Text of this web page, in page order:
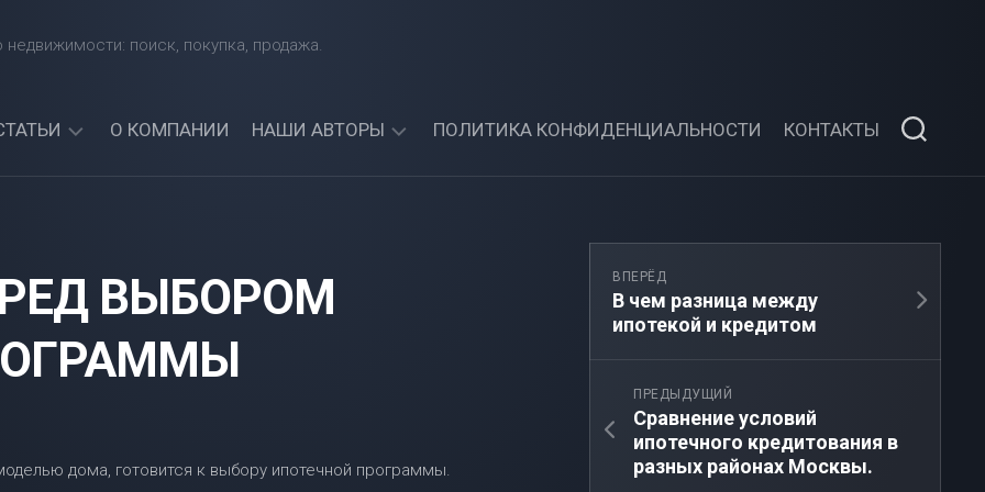
поиск, покупка, продажа.
ИНОСТРАННЫМ
ГРАЖДАНАМ?
ЛУЧШИЙ
БАНК
МОЖНО
О КОМПАНИИ НАШИ АВТОРЫ
СОРОКИН
ПОЛИТИКА КОНФИДЕНЦИАЛЬНОСТИ КОНТАКТЫ
ВЫБОРОМ
ВПЕРЁД
В чем разница между
ипотекой и кредитом
ПРЕДЫДУЩИЙ
Сравнение условий
ипотечного кредитования в
разных районах Москвы.